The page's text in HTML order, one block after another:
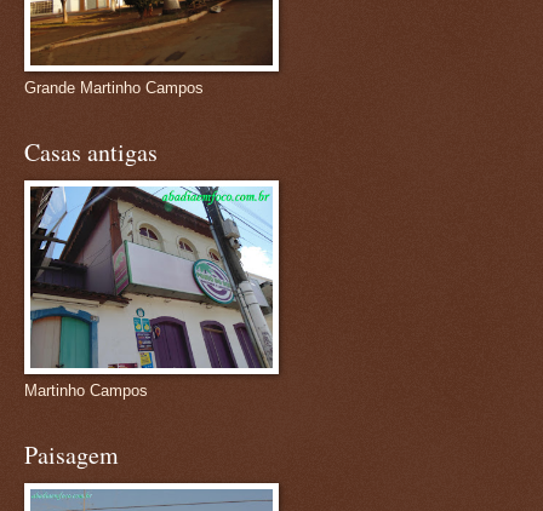
Grande Martinho Campos
Casas antigas
Martinho Campos
Paisagem